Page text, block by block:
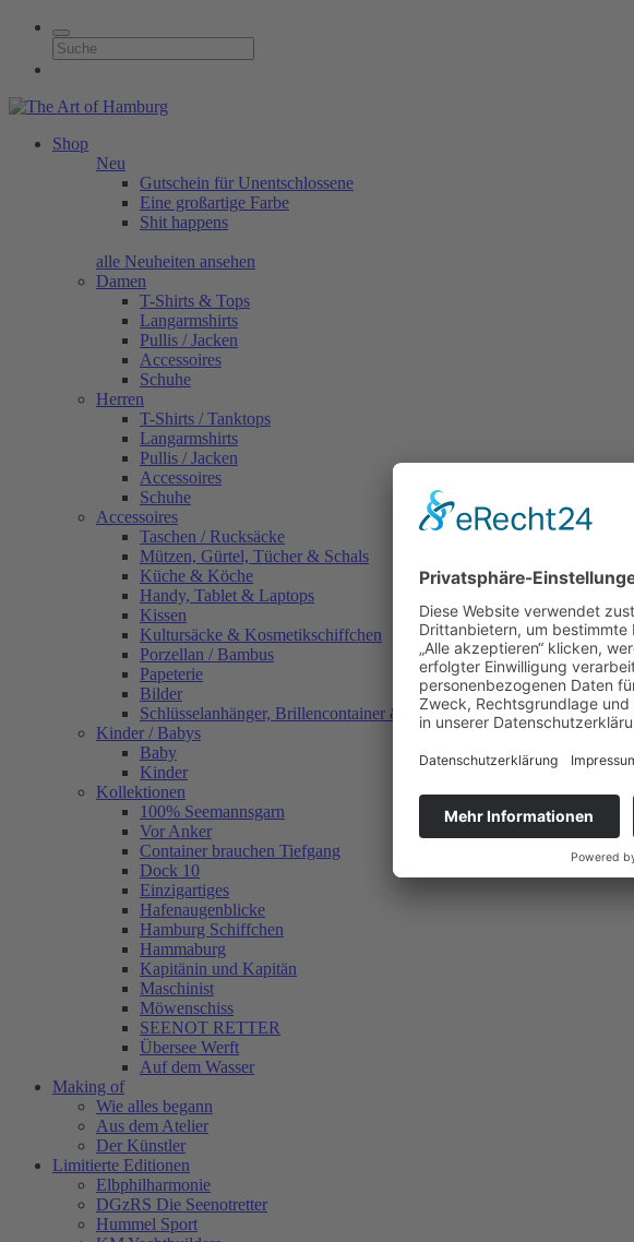
Shop
Neu
Gutschein für Unentschlossene
Eine großartige Farbe
Shit happens
alle Neuheiten ansehen
Damen
T-Shirts & Tops
Langarmshirts
Pullis / Jacken
Accessoires
Schuhe
Herren
T-Shirts / Tanktops
Langarmshirts
Pullis / Jacken
Accessoires
Schuhe
Accessoires
Taschen / Rucksäcke
Mützen, Gürtel, Tücher & Schals
Küche & Köche
Handy, Tablet & Laptops
Kissen
Kultursäcke & Kosmetikschiffchen
Porzellan / Bambus
Papeterie
Bilder
Schlüsselanhänger, Brillencontainer & mehr
Kinder / Babys
Baby
Kinder
Kollektionen
100% Seemannsgarn
Vor Anker
Container brauchen Tiefgang
Dock 10
Einzigartiges
Hafenaugen­blicke
Hamburg Schiffchen
Hammaburg
Kapitänin und Kapitän
Maschinist
Möwenschiss
SEENOT RETTER
Übersee Werft
Auf dem Wasser
Making of
Wie alles begann
Aus dem Atelier
Der Künstler
Limitierte Editionen
Elbphilharmonie
DGzRS Die Seenotretter
Hummel Sport